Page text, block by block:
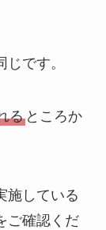
です。
るところか
施している
ご確認くだ